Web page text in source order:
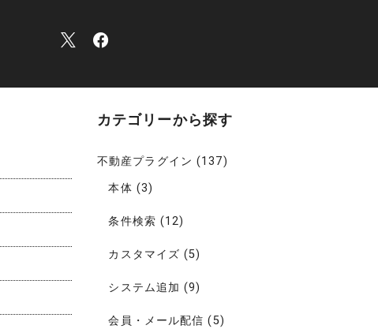
カテゴリーから探す
不動産プラグイン (137)
本体 (3)
条件検索 (12)
カスタマイズ (5)
システム追加 (9)
会員・メール配信 (5)